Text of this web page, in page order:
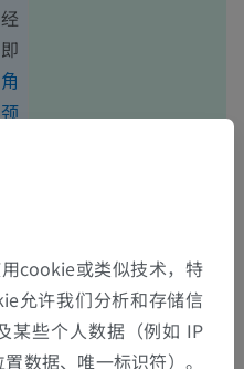
颈
译有问题吗？ 报告
cookie或类似技术，特
允许我们分析和存储信
某些个人数据（例如 IP
数据、唯一标识符）。